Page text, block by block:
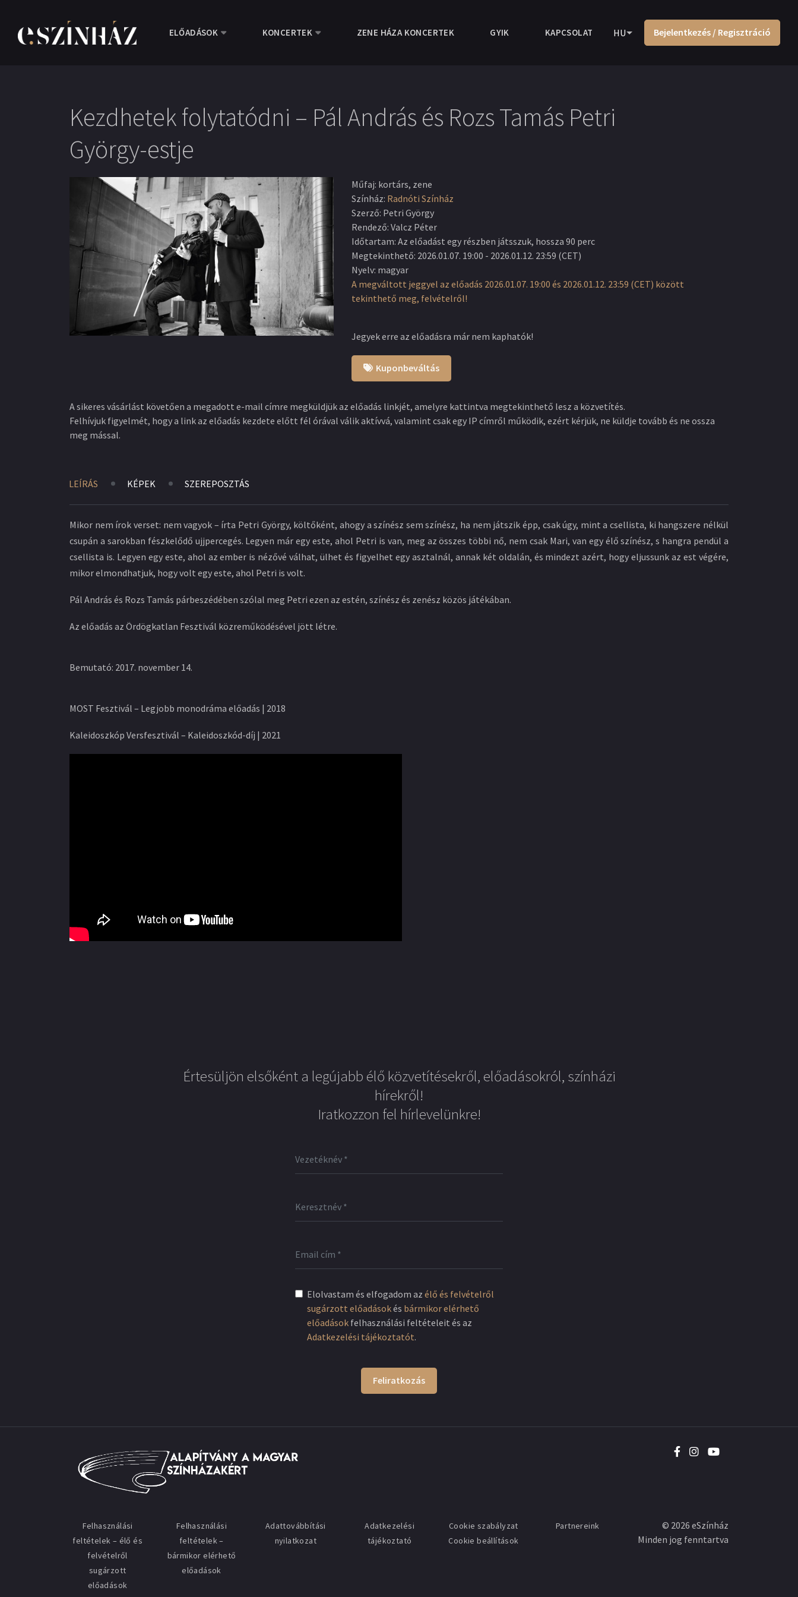
ELŐADÁSOK KONCERTEK ZENE HÁZA KONCERTEK GYIK KAPCSOLAT HU Bejelentkezés / Regisztráció
Kezdhetek folytatódni – Pál András és Rozs Tamás Petri
György-estje
Műfaj: kortárs, zene
Színház: Radnóti Színház
Szerző: Petri György
Rendező: Valcz Péter
Időtartam: Az előadást egy részben játsszuk, hossza 90 perc
Megtekinthető: 2026.01.07. 19:00 - 2026.01.12. 23:59 (CET)
Nyelv: magyar
A megváltott jeggyel az előadás 2026.01.07. 19:00 és 2026.01.12. 23:59 (CET) között
tekinthető meg, felvételről!
Jegyek erre az előadásra már nem kaphatók!
Kuponbeváltás
A sikeres vásárlást követően a megadott e-mail címre megküldjük az előadás linkjét, amelyre kattintva megtekinthető lesz a közvetítés.
Felhívjuk figyelmét, hogy a link az előadás kezdete előtt fél órával válik aktívvá, valamint csak egy IP címről működik, ezért kérjük, ne küldje tovább és ne ossza
meg mással.
LEÍRÁS KÉPEK SZEREPOSZTÁS
Mikor nem írok verset: nem vagyok – írta Petri György, költőként, ahogy a színész sem színész, ha nem játszik épp, csak úgy, mint a csellista, ki hangszere nélkül
csupán a sarokban fészkelődő ujjpercegés. Legyen már egy este, ahol Petri is van, meg az összes többi nő, nem csak Mari, van egy élő színész, s hangra pendül a
csellista is. Legyen egy este, ahol az ember is nézővé válhat, ülhet és figyelhet egy asztalnál, annak két oldalán, és mindezt azért, hogy eljussunk az est végére,
mikor elmondhatjuk, hogy volt egy este, ahol Petri is volt.
Pál András és Rozs Tamás párbeszédében szólal meg Petri ezen az estén, színész és zenész közös játékában.
Az előadás az Ördögkatlan Fesztivál közreműködésével jött létre.
Bemutató: 2017. november 14.
MOST Fesztivál – Legjobb monodráma előadás | 2018
Kaleidoszkóp Versfesztivál – Kaleidoszkód-díj | 2021
Értesüljön elsőként a legújabb élő közvetítésekről, előadásokról, színházi
hírekről!
Iratkozzon fel hírlevelünkre!
Elolvastam és elfogadom az élő és felvételről
sugárzott előadásokés bármikor elérhető
előadások felhasználási feltételeit és az
Adatkezelési tájékoztatót.
Feliratkozás
Felhasználási
feltételek – élő és
felvételről
sugárzott
előadások
Felhasználási
feltételek –
bármikor elérhető
előadások
Adattovábbítási
nyilatkozat
Adatkezelési
tájékoztató
Cookie szabályzat
Cookie beállítások
Partnereink © 2026 eSzínház
Minden jog fenntartva